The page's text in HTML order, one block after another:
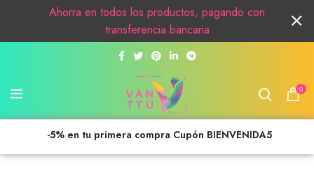
0
-5% en tu primera compra Cupón BIENVENIDA5
Ahorra en todos los productos, pagando con
transferencia bancaria